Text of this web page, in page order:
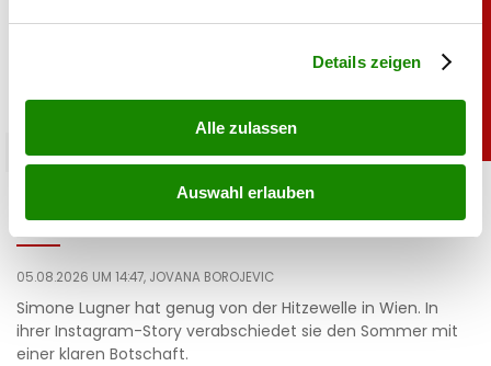
Details zeigen
Alle zulassen
Auswahl erlauben
promitalk
Simone mit Ansage auf Instagram: „Komm nie
wieder”
05.08.2026 UM 14:47, JOVANA BOROJEVIC
Simone Lugner hat genug von der Hitzewelle in Wien. In
ihrer Instagram-Story verabschiedet sie den Sommer mit
einer klaren Botschaft.